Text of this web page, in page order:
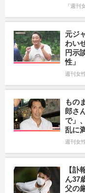
『週刊
元ジ
わい
円示
性」
週刊女
もの
郎さ
で」
乱に
週刊女
【訃
ん37
父の